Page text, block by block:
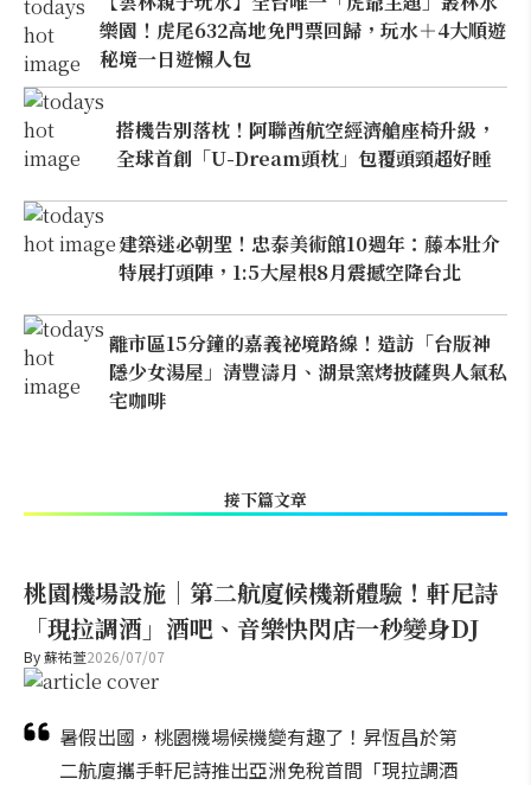
樂園！虎尾632高地免門票回歸，玩水＋4大順遊
秘境一日遊懶人包
搭機告別落枕！阿聯酋航空經濟艙座椅升級，
全球首創「U-Dream頭枕」包覆頭頸超好睡
建築迷必朝聖！忠泰美術館10週年：藤本壯介
特展打頭陣，1:5大屋根8月震撼空降台北
離市區15分鐘的嘉義祕境路線！造訪「台版神
隱少女湯屋」清豐濤月、湖景窯烤披薩與人氣私
宅咖啡
接下篇文章
桃園機場設施｜第二航廈候機新體驗！軒尼詩
「現拉調酒」酒吧、音樂快閃店一秒變身DJ
By蘇祐萱2026/07/07
暑假出國，桃園機場候機變有趣了！昇恆昌於第
二航廈攜手軒尼詩推出亞洲免稅首間「現拉調酒